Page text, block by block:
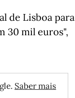
de Lisboa para
30 mil euros",
Saber mais